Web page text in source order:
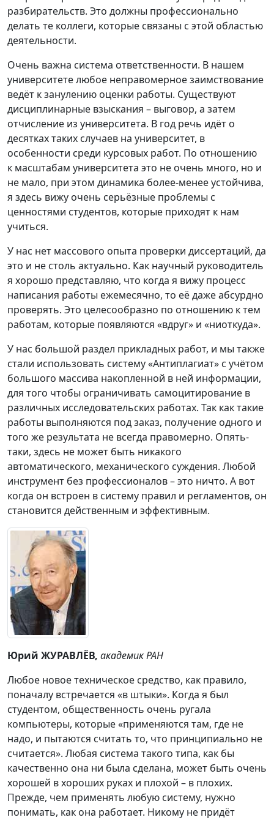
разбирательств. Это должны профессионально
делать те коллеги, которые связаны с этой областью
деятельности.
Очень важна система ответственности. В нашем
университете любое неправомерное заимствование
ведёт к занулению оценки работы. Существуют
дисциплинарные взыскания – выговор, а затем
отчисление из университета. В год речь идёт о
десятках таких случаев на университет, в
особенности среди курсовых работ. По отношению
к масштабам университета это не очень много, но и
не мало, при этом динамика более-менее устойчива,
я здесь вижу очень серьёзные проблемы с
ценностями студентов, которые приходят к нам
учиться.
У нас нет массового опыта проверки диссертаций, да
это и не столь актуально. Как научный руководитель
я хорошо представляю, что когда я вижу процесс
написания работы ежемесячно, то её даже абсурдно
проверять. Это целесообразно по отношению к тем
работам, которые появляются «вдруг» и «ниоткуда».
У нас большой раздел прикладных работ, и мы также
стали использовать систему «Антиплагиат» с учётом
большого массива накопленной в ней информации,
для того чтобы ограничивать самоцитирование в
различных исследовательских работах. Так как такие
работы выполняются под заказ, получение одного и
того же результата не всегда правомерно. Опять-
таки, здесь не может быть никакого
автоматического, механического суждения. Любой
инструмент без профессионалов – это ничто. А вот
когда он встроен в систему правил и регламентов, он
становится действенным и эффективным.
Юрий ЖУРАВЛЁВ, академик РАН
Любое новое техническое средство, как правило,
поначалу встречается «в штыки». Когда я был
студентом, общественность очень ругала
компьютеры, которые «применяются там, где не
надо, и пытаются считать то, что принципиально не
считается». Любая система такого типа, как бы
качественно она ни была сделана, может быть очень
хорошей в хороших руках и плохой – в плохих.
Прежде, чем применять любую систему, нужно
понимать, как она работает. Никому не придёт